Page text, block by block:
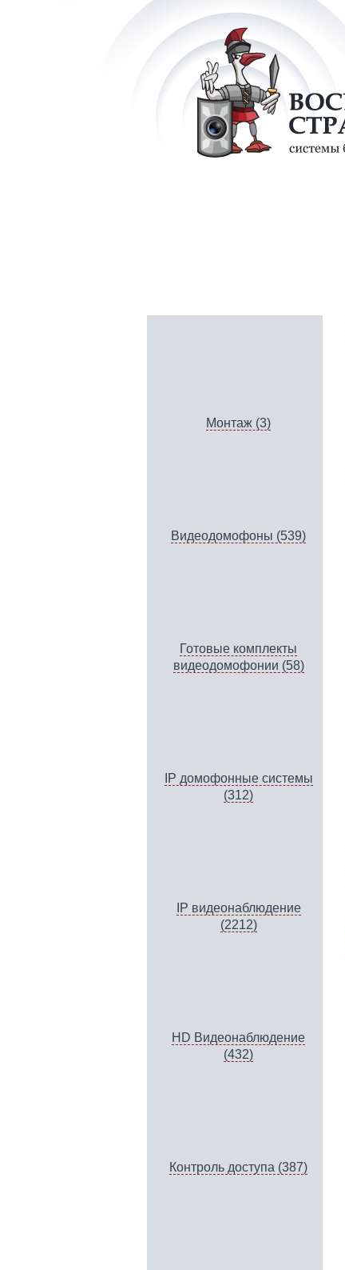
Монтаж (3)
Видеодомофоны (539)
Готовые комплекты
видеодомофонии (58)
IP домофонные системы
(312)
IP видеонаблюдение
(2212)
HD Видеонаблюдение
(432)
Контроль доступа (387)